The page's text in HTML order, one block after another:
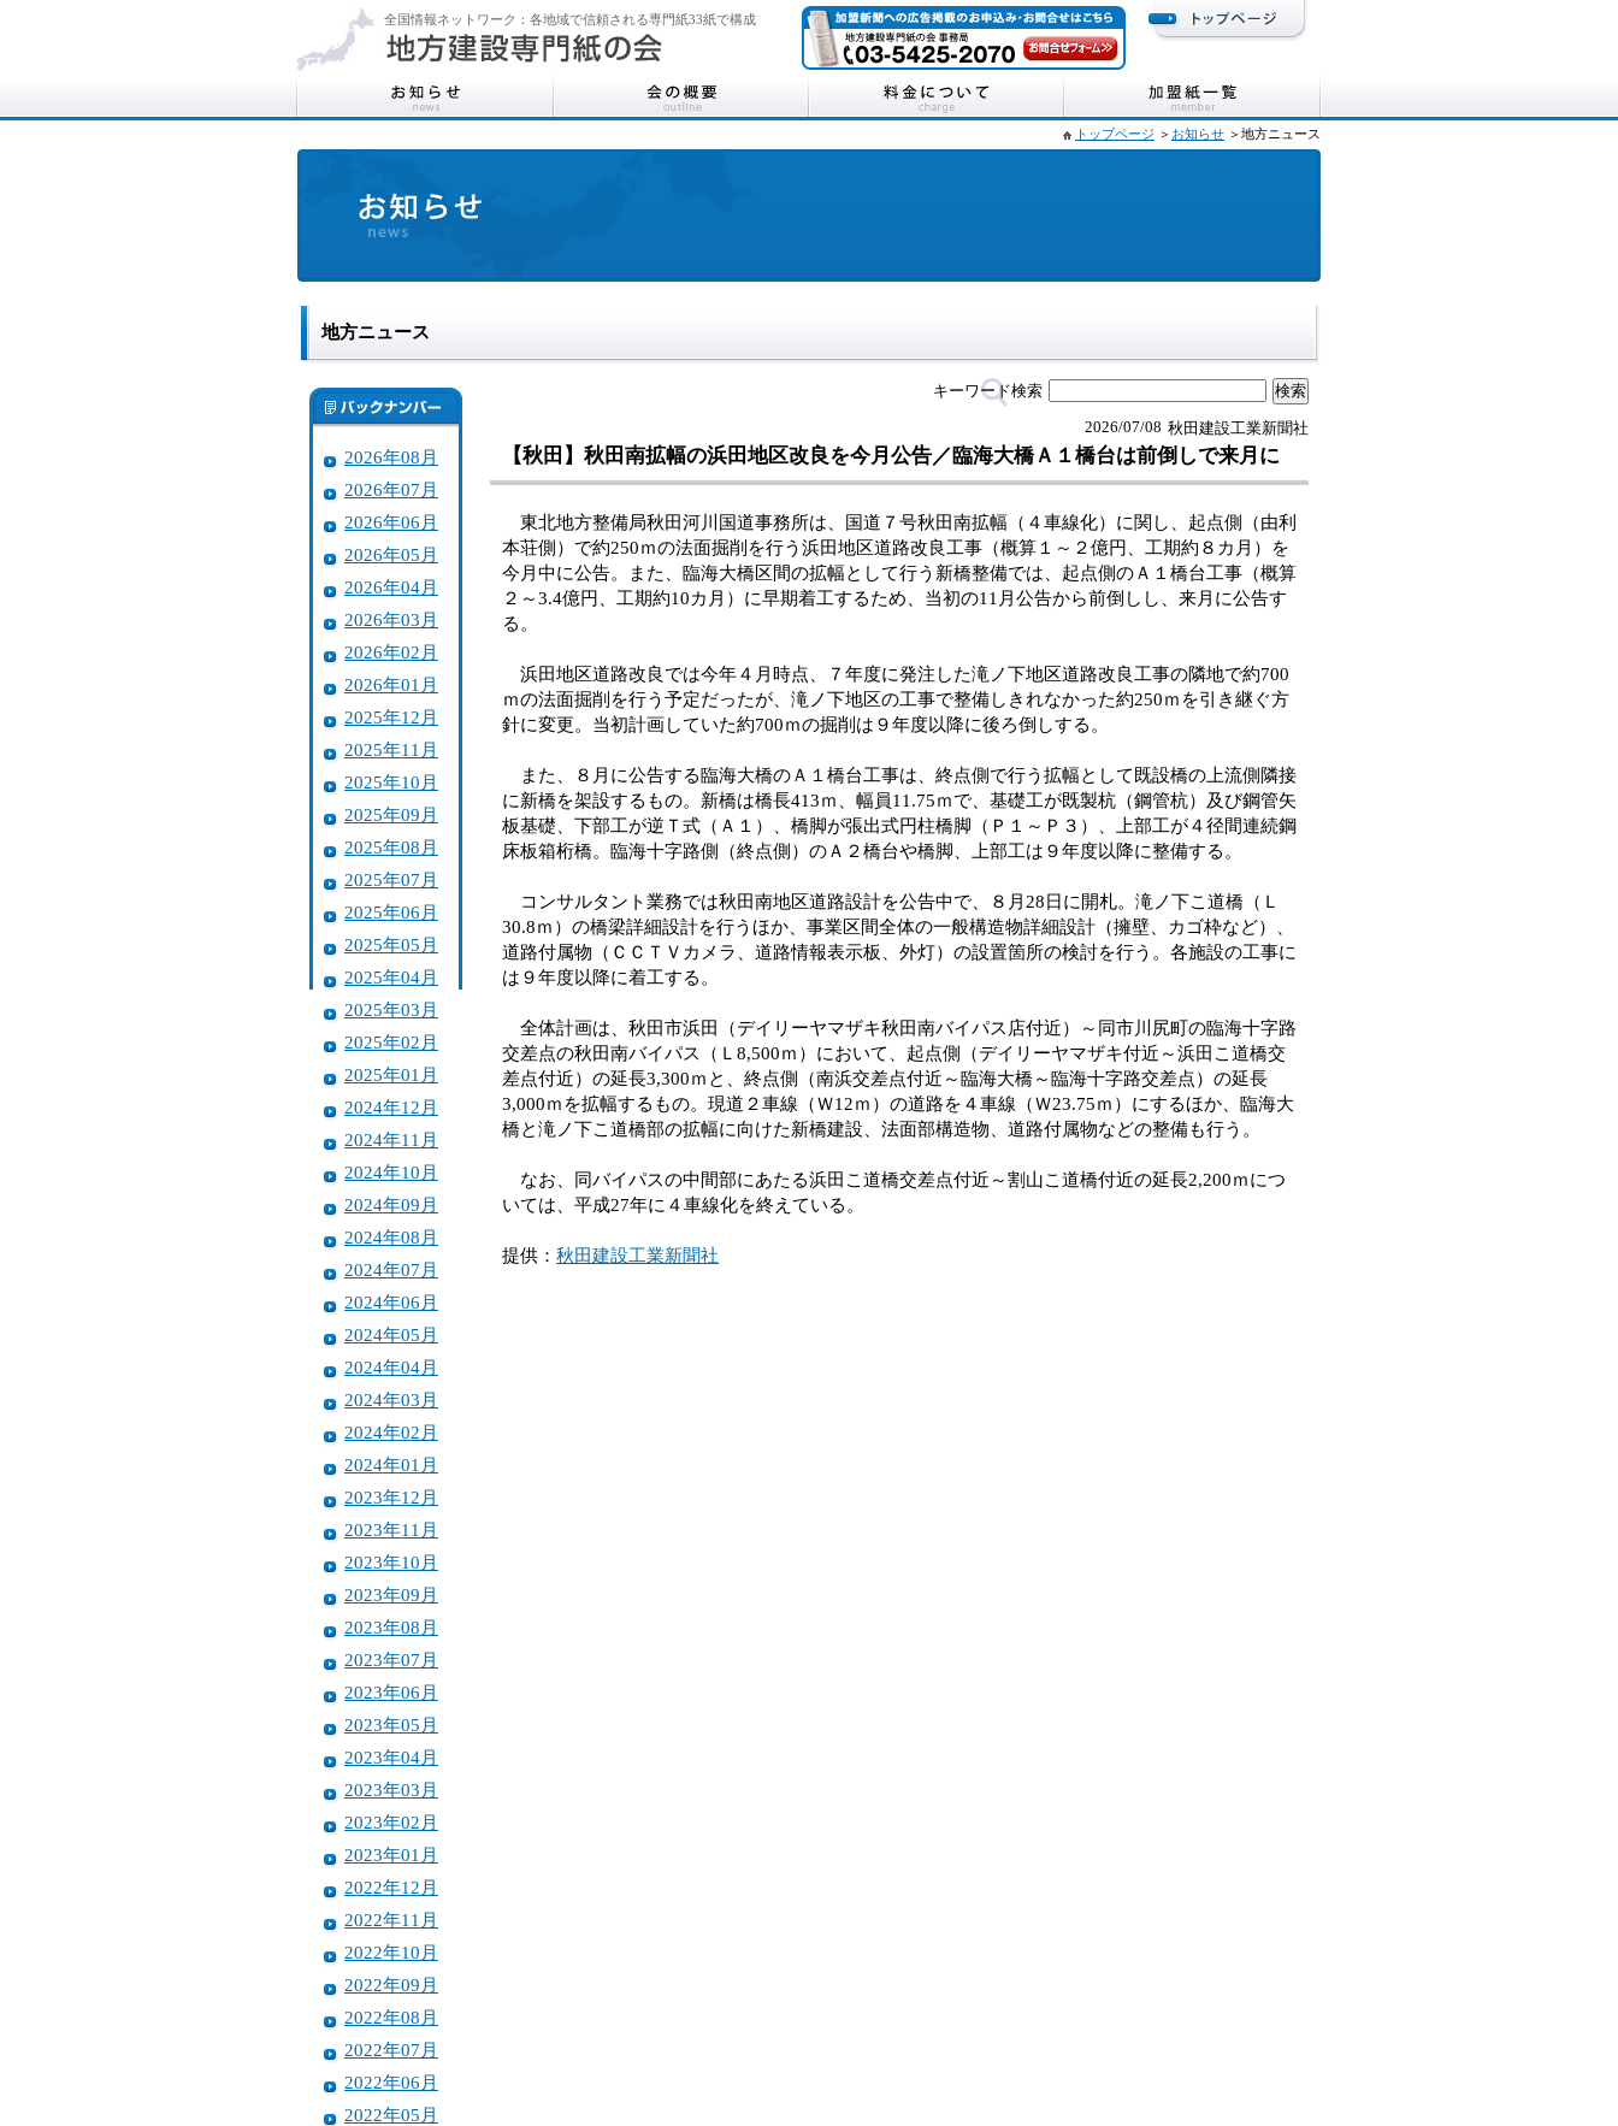
全国情報ネットワーク：各地域で信頼される専門紙33紙で構成
トップページ ＞ お知らせ ＞地方ニュース
地方ニュース
2026年08月
2026年07月
2026年06月
2026年05月
2026年04月
2026年03月
2026年02月
2026年01月
2025年12月
2025年11月
2025年10月
2025年09月
2025年08月
2025年07月
2025年06月
2025年05月
2025年04月
2025年03月
2025年02月
2025年01月
2024年12月
2024年11月
2024年10月
2024年09月
2024年08月
2024年07月
2024年06月
2024年05月
2024年04月
2024年03月
2024年02月
2024年01月
2023年12月
2023年11月
2023年10月
2023年09月
2023年08月
2023年07月
2023年06月
2023年05月
2023年04月
2023年03月
2023年02月
2023年01月
2022年12月
2022年11月
2022年10月
2022年09月
2022年08月
2022年07月
2022年06月
2022年05月
キーワード検索
秋田建設工業新聞社
2026/07/08
【秋田】秋田南拡幅の浜田地区改良を今月公告／臨海大橋Ａ１橋台は前倒しで来月に
東北地方整備局秋田河川国道事務所は、国道７号秋田南拡幅（４車線化）に関し、起点側（由利
本荘側）で約250ｍの法面掘削を行う浜田地区道路改良工事（概算１～２億円、工期約８カ月）を
今月中に公告。また、臨海大橋区間の拡幅として行う新橋整備では、起点側のＡ１橋台工事（概算
２～3.4億円、工期約10カ月）に早期着工するため、当初の11月公告から前倒しし、来月に公告す
る。
浜田地区道路改良では今年４月時点、７年度に発注した滝ノ下地区道路改良工事の隣地で約700
ｍの法面掘削を行う予定だったが、滝ノ下地区の工事で整備しきれなかった約250ｍを引き継ぐ方
針に変更。当初計画していた約700ｍの掘削は９年度以降に後ろ倒しする。
また、８月に公告する臨海大橋のＡ１橋台工事は、終点側で行う拡幅として既設橋の上流側隣接
に新橋を架設するもの。新橋は橋長413ｍ、幅員11.75ｍで、基礎工が既製杭（鋼管杭）及び鋼管矢
板基礎、下部工が逆Ｔ式（Ａ１）、橋脚が張出式円柱橋脚（Ｐ１～Ｐ３）、上部工が４径間連続鋼
床板箱桁橋。臨海十字路側（終点側）のＡ２橋台や橋脚、上部工は９年度以降に整備する。
コンサルタント業務では秋田南地区道路設計を公告中で、８月28日に開札。滝ノ下こ道橋（Ｌ
30.8ｍ）の橋梁詳細設計を行うほか、事業区間全体の一般構造物詳細設計（擁壁、カゴ枠など）、
道路付属物（ＣＣＴＶカメラ、道路情報表示板、外灯）の設置箇所の検討を行う。各施設の工事に
は９年度以降に着工する。
全体計画は、秋田市浜田（デイリーヤマザキ秋田南バイパス店付近）～同市川尻町の臨海十字路
交差点の秋田南バイパス（Ｌ8,500ｍ）において、起点側（デイリーヤマザキ付近～浜田こ道橋交
差点付近）の延長3,300ｍと、終点側（南浜交差点付近～臨海大橋～臨海十字路交差点）の延長
3,000ｍを拡幅するもの。現道２車線（Ｗ12ｍ）の道路を４車線（Ｗ23.75ｍ）にするほか、臨海大
橋と滝ノ下こ道橋部の拡幅に向けた新橋建設、法面部構造物、道路付属物などの整備も行う。
なお、同バイパスの中間部にあたる浜田こ道橋交差点付近～割山こ道橋付近の延長2,200ｍにつ
いては、平成27年に４車線化を終えている。
提供： 秋田建設工業新聞社